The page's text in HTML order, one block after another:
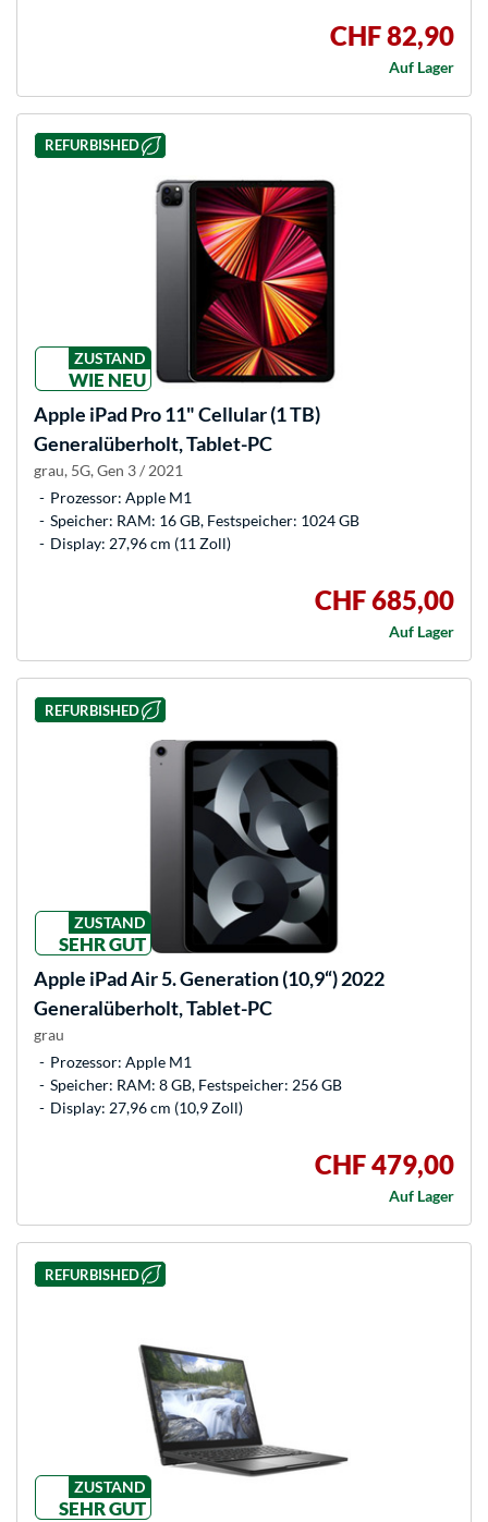
CHF 82,90
Auf Lager
REFURBISHED
ZUSTAND
WIE NEU
Apple iPad Pro 11" Cellular (1 TB)
Generalüberholt, Tablet-PC
grau, 5G, Gen 3 / 2021
Prozessor: Apple M1
Speicher: RAM: 16 GB, Festspeicher: 1024 GB
Display: 27,96 cm (11 Zoll)
CHF 685,00
Auf Lager
REFURBISHED
ZUSTAND
SEHR GUT
Apple iPad Air 5. Generation (10,9“) 2022
Generalüberholt, Tablet-PC
grau
Prozessor: Apple M1
Speicher: RAM: 8 GB, Festspeicher: 256 GB
Display: 27,96 cm (10,9 Zoll)
CHF 479,00
Auf Lager
REFURBISHED
ZUSTAND
SEHR GUT